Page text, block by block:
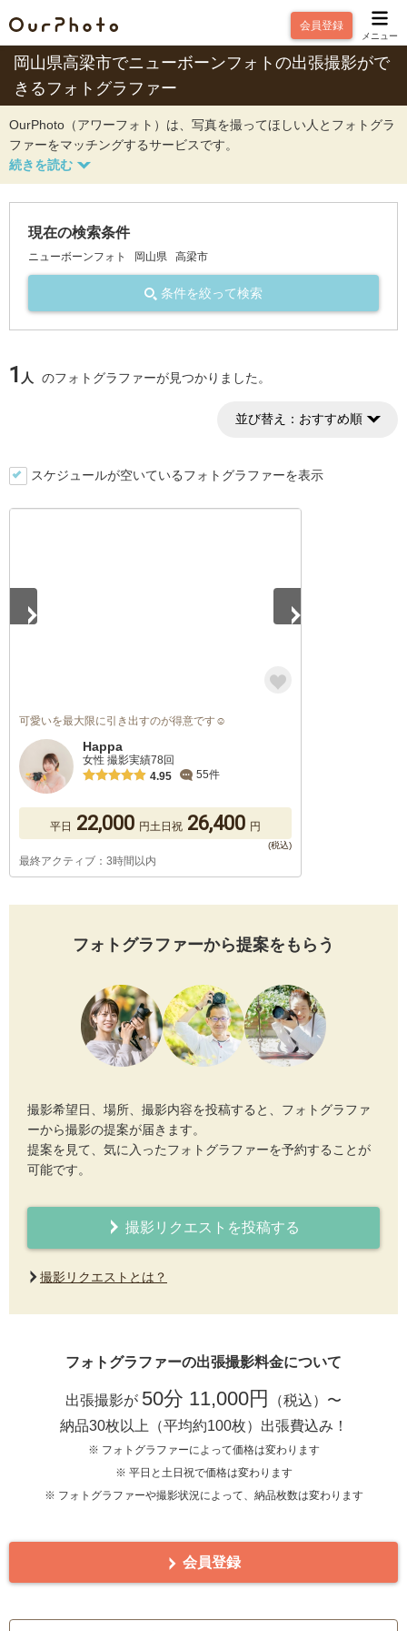
会員登録
メニュー
岡山県高梁市でニューボーンフォトの出張撮影がで
きるフォトグラファー
OurPhoto（アワーフォト）は、写真を撮ってほしい人とフォトグラ
ファーをマッチングするサービスです。
現在の検索条件
ニューボーンフォト 岡山県 高梁市
条件を絞って検索
1 人 のフォトグラファーが見つかりました。
並び替え： おすすめ順
スケジュールが空いているフォトグラファーを表示
可愛いを最大限に引き出すのが得意です☺️
Happa
女性 撮影実績78回
4.95
55件
平日 22,000 円土日祝 26,400 円
最終アクティブ：3時間以内
フォトグラファーから提案をもらう
撮影希望日、場所、撮影内容を投稿すると、フォトグラファ
ーから撮影の提案が届きます。
提案を見て、気に入ったフォトグラファーを予約することが
可能です。
撮影リクエストを投稿する
撮影リクエストとは？
フォトグラファーの出張撮影料金について
出張撮影が 50分 11,000円
（税込）〜
納品30枚以上（平均約100枚）出張費込み！
※ フォトグラファーによって価格は変わります
※ 平日と土日祝で価格は変わります
※ フォトグラファーや撮影状況によって、納品枚数は変わります
会員登録